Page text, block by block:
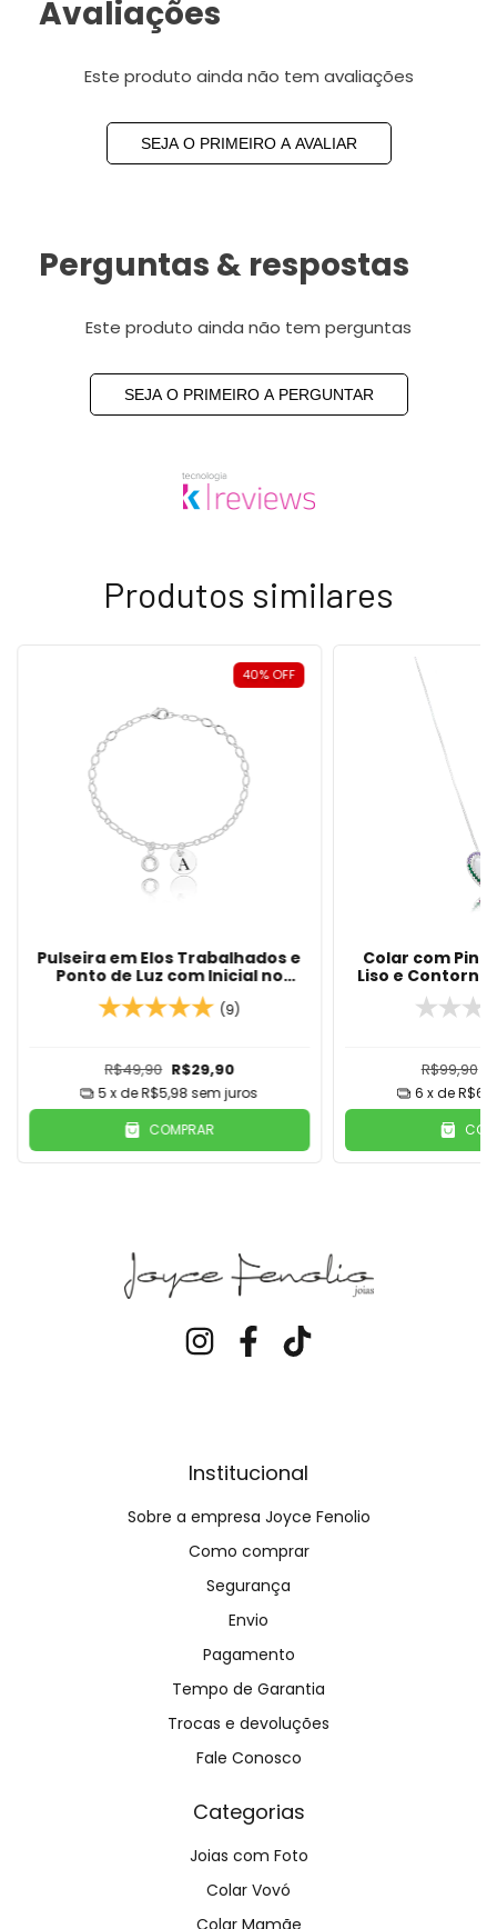
Avaliações
Este produto ainda não tem avaliações
SEJA O PRIMEIRO A AVALIAR
Perguntas & respostas
Este produto ainda não tem perguntas
SEJA O PRIMEIRO A PERGUNTAR
Produtos similares
40%OFF
Pulseira em Elos Trabalhados e
Ponto de Luz com Inicial no
Pingente Redondo em Banho de
Prata
(9)
R$49,90 R$29,90
5 x deR$5,98 sem juros
COMPRAR
Colar com
Liso e
Coloridas em
R$99,90
6 x de
Institucional
Sobre a empresa Joyce Fenolio
Como comprar
Segurança
Envio
Pagamento
Tempo de Garantia
Trocas e devoluções
Fale Conosco
Categorias
Joias com Foto
Colar Vovó